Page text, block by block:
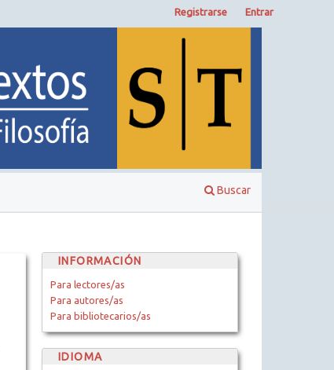
Buscar
Registrarse Entrar
INFORMACIÓN
Para lectores/as
Para autores/as
Para bibliotecarios/as
IDIOMA